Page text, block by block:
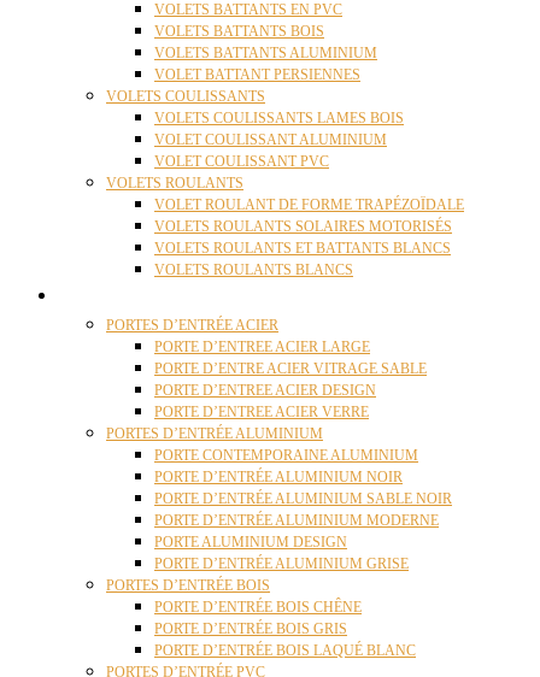
VOLETS BATTANTS EN PVC
VOLETS BATTANTS BOIS
VOLETS BATTANTS ALUMINIUM
VOLET BATTANT PERSIENNES
VOLETS COULISSANTS
VOLETS COULISSANTS LAMES BOIS
VOLET COULISSANT ALUMINIUM
VOLET COULISSANT PVC
VOLETS ROULANTS
VOLET ROULANT DE FORME TRAPÉZOÏDALE
VOLETS ROULANTS SOLAIRES MOTORISÉS
VOLETS ROULANTS ET BATTANTS BLANCS
VOLETS ROULANTS BLANCS
PORTES D’ENTRÉE ACIER
PORTE D’ENTREE ACIER LARGE
PORTE D’ENTRE ACIER VITRAGE SABLE
PORTE D’ENTREE ACIER DESIGN
PORTE D’ENTREE ACIER VERRE
PORTES D’ENTRÉE ALUMINIUM
PORTE CONTEMPORAINE ALUMINIUM
PORTE D’ENTRÉE ALUMINIUM NOIR
PORTE D’ENTRÉE ALUMINIUM SABLE NOIR
PORTE D’ENTRÉE ALUMINIUM MODERNE
PORTE ALUMINIUM DESIGN
PORTE D’ENTRÉE ALUMINIUM GRISE
PORTES D’ENTRÉE BOIS
PORTE D’ENTRÉE BOIS CHÊNE
PORTE D’ENTRÉE BOIS GRIS
PORTE D’ENTRÉE BOIS LAQUÉ BLANC
PORTES D’ENTRÉE PVC